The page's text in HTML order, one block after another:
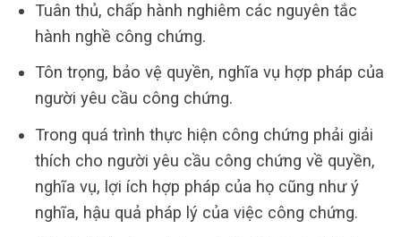
Tuân thủ, chấp hành nghiêm các nguyên tắc
hành nghề công chứng.
Tôn trọng, bảo vệ quyền, nghĩa vụ hợp pháp của
người yêu cầu công chứng.
Trong quá trình thực hiện công chứng phải giải
thích cho người yêu cầu công chứng về quyền,
nghĩa vụ, lợi ích hợp pháp của họ cũng như ý
nghĩa, hậu quả pháp lý của việc công chứng.